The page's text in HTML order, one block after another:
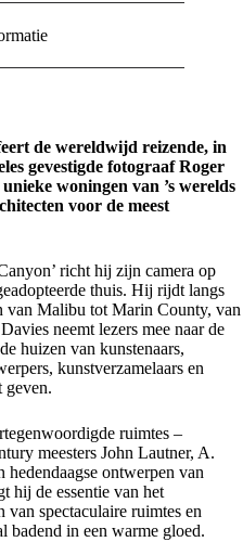
de wereldwijd reizende, in
gevestigde fotograaf Roger
woningen van ’s werelds
voor de meest
richt hij zijn camera op
thuis. Hij rijdt langs
van Malibu tot Marin County, van
neemt lezers mee naar de
huizen van kunstenaars,
kunstverzamelaars en
geven.
ruimtes –
meesters John Lautner, A.
ontwerpen van
hij de essentie van het
spectaculaire ruimtes en
badend in een warme gloed.